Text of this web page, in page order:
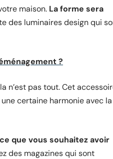
maison. La forme sera
des luminaires design qui
?
n’est pas tout. Cet
certaine harmonie avec la
que vous souhaitez avoir
des magazines qui sont